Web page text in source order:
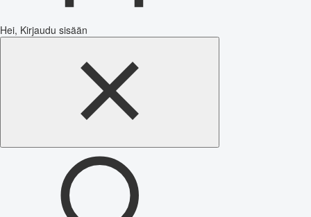
Hei, Kirjaudu sisään